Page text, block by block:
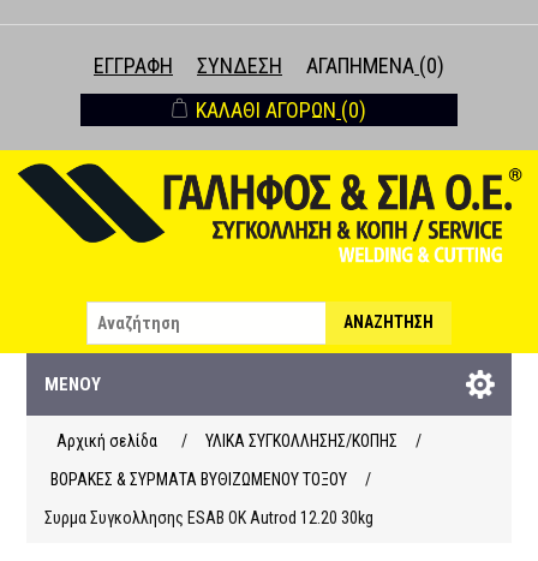
ΕΓΓΡΑΦΉ ΣΎΝΔΕΣΗ ΑΓΑΠΗΜΈΝΑ (0)
ΚΑΛΆΘΙ ΑΓΟΡΏΝ (0)
ΑΝΑΖΉΤΗΣΗ
ΜΕΝΟΎ
Αρχική σελίδα / ΥΛΙΚΑ ΣΥΓΚΟΛΛΗΣΗΣ/ΚΟΠΗΣ
/
ΒΟΡΑΚΕΣ & ΣΥΡΜΑΤΑ ΒΥΘΙΖΩΜΕΝΟΥ ΤΟΞΟΥ
/
Συρμα Συγκολλησης ESAB OK Autrod 12.20 30kg